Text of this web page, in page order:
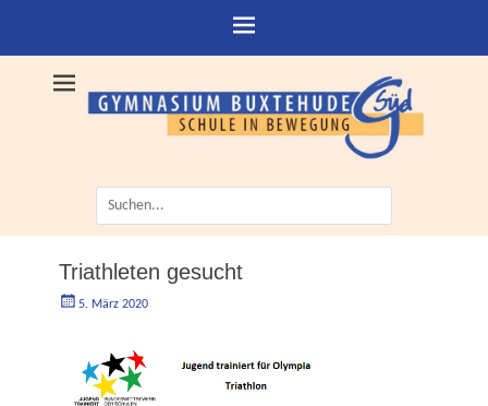
Suche
nach:
Triathleten gesucht
Geschrieben
5. März 2020